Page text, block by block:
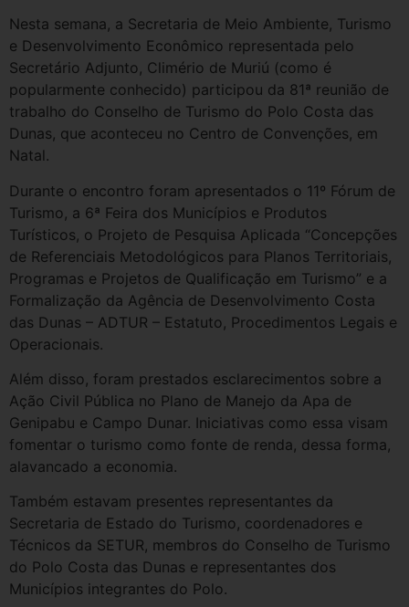
Nesta semana, a Secretaria de Meio Ambiente, Turismo
e Desenvolvimento Econômico representada pelo
Secretário Adjunto, Climério de Muriú (como é
popularmente conhecido) participou da 81ª reunião de
trabalho do Conselho de Turismo do Polo Costa das
Dunas, que aconteceu no Centro de Convenções, em
Natal.
Durante o encontro foram apresentados o 11º Fórum de
Turismo, a 6ª Feira dos Municípios e Produtos
Turísticos, o Projeto de Pesquisa Aplicada “Concepções
de Referenciais Metodológicos para Planos Territoriais,
Programas e Projetos de Qualificação em Turismo” e a
Formalização da Agência de Desenvolvimento Costa
das Dunas – ADTUR – Estatuto, Procedimentos Legais e
Operacionais.
Além disso, foram prestados esclarecimentos sobre a
Ação Civil Pública no Plano de Manejo da Apa de
Genipabu e Campo Dunar. Iniciativas como essa visam
fomentar o turismo como fonte de renda, dessa forma,
alavancado a economia.
Também estavam presentes representantes da
Secretaria de Estado do Turismo, coordenadores e
Técnicos da SETUR, membros do Conselho de Turismo
do Polo Costa das Dunas e representantes dos
Municípios integrantes do Polo.